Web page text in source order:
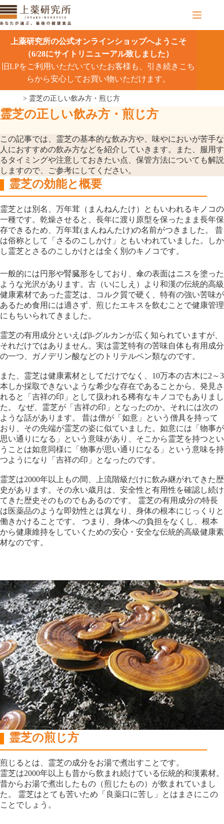
コ
ン
テ
ス
ッ
上薬研究所の公式オンラインショップへようこそ
（6/28にサイトリニューアル致しました）
旧LPをご利用いただいていたお客様も、引き続きこち
らから安心してお買い物いただけます。
> 霊芝の正しい飲み方・煎じ方
霊芝の正しい飲み方・煎じ方
この記事では、霊芝の基本的な飲み方や、味やにおいが苦手な
人におすすめの飲み方などを紹介していきます。また、服用す
るタイミングや注意しておきたい点、保管方法についても解説
しますので、ご参考にしてください。
霊芝の効能と概要
霊芝とは別名、万年茸（まんねんたけ）ともいわれるキノコの
一種です。乾燥させると、長年に渡り原型を保ったまま長年保
存できるため、万年茸(まんねんたけ)の名前がつきました。 昔
は俗称として「さるのこしかけ」ともいわれていました。しか
し霊芝とさるのこしかけとは全く別のキノコです。
一般的には円形や腎臓形をしており、傘の表面はニスを塗った
ような光沢があります。古（いにしえ）より和漢の伝統的高級
健康素材であった霊芝は、コルク質で硬く、特有の強い苦味が
あるため食用には適さず、煎じたエキスを飲むことで健康管理
にもちいられてきました。
霊芝の有用成分といえばβ-グルカンが広く知られていますが、
それだけではありません。実は霊芝特有の苦味自体も有用成分
の一つ、ガノデリン酸などのトリテルペン類なのです。
また、霊芝は健康素材としてだけでなく、10万本の古木に2～3
本しか採取できないような希少な存在であることから、発見さ
れると「吉祥の印」として扱われる稀有なキノコでもありまし
た。 なぜ、霊芝が「吉祥の印」となったのか。それには次の
ような話があります。 昔は僧が「如意」という僧具を持って
おり、その先端が霊芝の姿に似ていました。如意には「物事が
思い通りになる」という意味があり、そこから霊芝を持つとい
うことは如意同様に「物事が思い通りになる」という意味を持
つようになり「吉祥の印」となったのです。
霊芝は2000年以上もの間、上流階級だけに飲み継がれてきた歴
史があります。その永い歳月は、安全性と有用性を確認し続け
てきた歴史そのものでもあるのです。 霊芝の有用成分の特長
は医薬品のような即効性とは異なり、身体の根本にじっくりと
働きかけることです。 つまり、身体への負担をなくし、根本
から健康維持をしていくための安心・安全な伝統的高級健康素
材なのです。
霊芝の煎じ方
煎じるとは、霊芝の成分をお湯で煮出すことです。
霊芝は2000年以上も昔から飲まれ続けている伝統的和漢素材。
昔からお湯で煮出したもの（煎じたもの）が飲まれていまし
た。 霊芝はとても苦いため「良薬口に苦し」とはまさにこの
ことでしょう。